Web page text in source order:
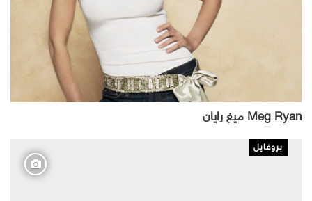
Meg Ryan ميغ رايان
بروفايل